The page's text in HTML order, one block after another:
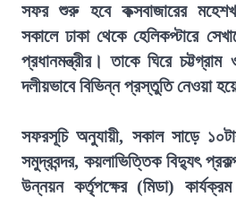
সফর শুরু হবে কক্সবাজারের
সকালে ঢাকা থেকে হেলিকপ্টারে
প্রধানমন্ত্রীর। তাকে ঘিরে
দলীয়ভাবে বিভিন্ন প্রস্তুতি নেওয়া
সফরসূচি অনুযায়ী, সকাল সাড়ে
সমুদ্রবন্দর, কয়লাভিত্তিক বিদ্যুৎ
উন্নয়ন কর্তৃপক্ষের (মিডা)